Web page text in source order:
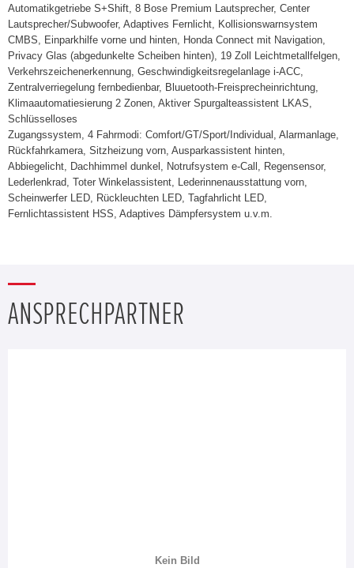
Automatikgetriebe S+Shift, 8 Bose Premium Lautsprecher, Center
Lautsprecher/Subwoofer, Adaptives Fernlicht, Kollisionswarnsystem
CMBS, Einparkhilfe vorne und hinten, Honda Connect mit Navigation,
Privacy Glas (abgedunkelte Scheiben hinten), 19 Zoll Leichtmetallfelgen,
Verkehrszeichenerkennung, Geschwindigkeitsregelanlage i-ACC,
Zentralverriegelung fernbedienbar, Bluuetooth-Freisprecheinrichtung,
Klimaautomatiesierung 2 Zonen, Aktiver Spurgalteassistent LKAS,
Schlüsselloses
Zugangssystem, 4 Fahrmodi: Comfort/GT/Sport/Individual, Alarmanlage,
Rückfahrkamera, Sitzheizung vorn, Ausparkassistent hinten,
Abbiegelicht, Dachhimmel dunkel, Notrufsystem e-Call, Regensensor,
Lederlenkrad, Toter Winkelassistent, Lederinnenausstattung vorn,
Scheinwerfer LED, Rückleuchten LED, Tagfahrlicht LED,
Fernlichtassistent HSS, Adaptives Dämpfersystem u.v.m.
ANSPRECHPARTNER
Kein Bild